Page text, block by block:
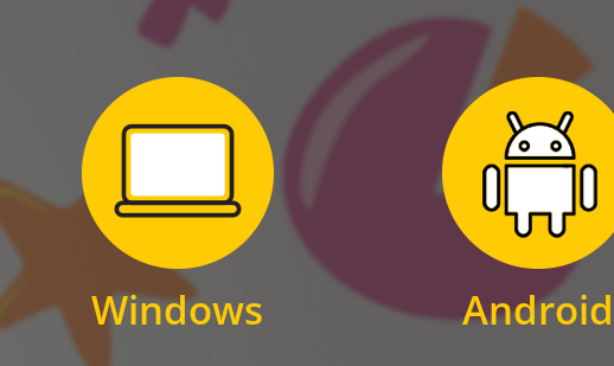
Windows
Zum Download
für Windows
Android
Zum Download
für Android